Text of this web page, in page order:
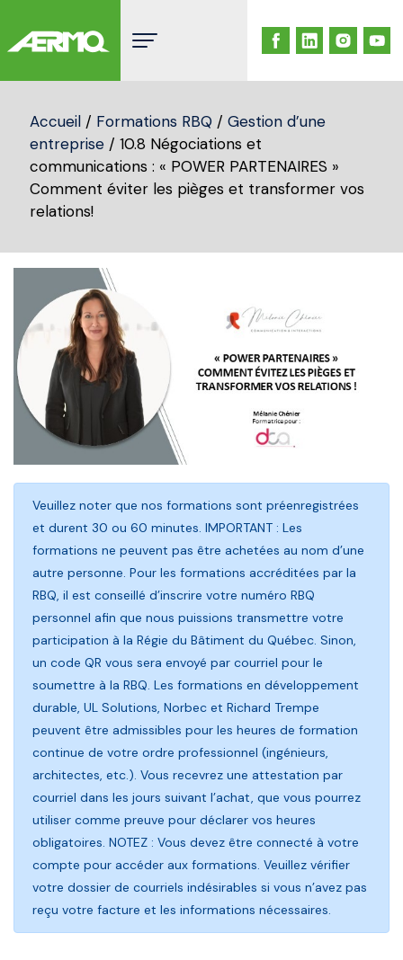
content
Accueil / Formations RBQ / Gestion d’une
entreprise / 10.8 Négociations et
communications : « POWER PARTENAIRES »
Comment éviter les pièges et transformer vos
relations!
Veuillez noter que nos formations sont préenregistrées
et durent 30 ou 60 minutes. IMPORTANT : Les
formations ne peuvent pas être achetées au nom d’une
autre personne. Pour les formations accréditées par la
RBQ, il est conseillé d’inscrire votre numéro RBQ
personnel afin que nous puissions transmettre votre
participation à la Régie du Bâtiment du Québec. Sinon,
un code QR vous sera envoyé par courriel pour le
soumettre à la RBQ. Les formations en développement
durable, UL Solutions, Norbec et Richard Trempe
peuvent être admissibles pour les heures de formation
continue de votre ordre professionnel (ingénieurs,
architectes, etc.). Vous recevrez une attestation par
courriel dans les jours suivant l’achat, que vous pourrez
utiliser comme preuve pour déclarer vos heures
obligatoires. NOTEZ : Vous devez être connecté à votre
compte pour accéder aux formations. Veuillez vérifier
votre dossier de courriels indésirables si vous n’avez pas
reçu votre facture et les informations nécessaires.